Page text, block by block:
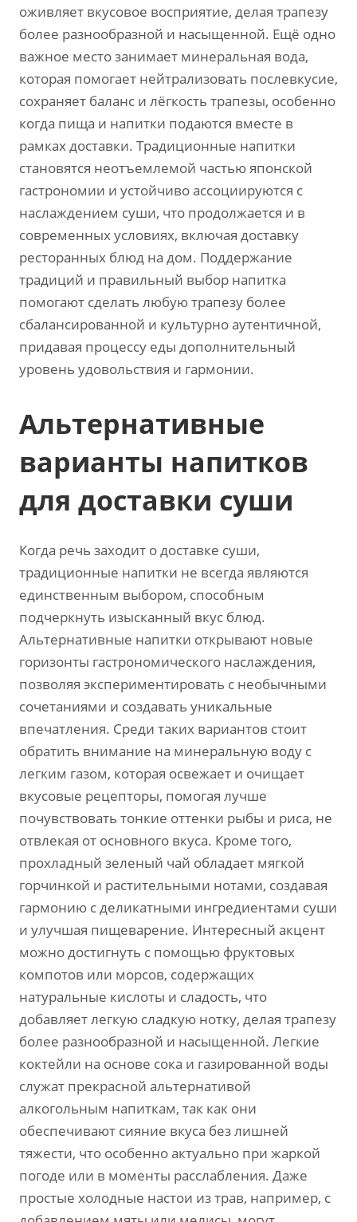
оживляет вкусовое восприятие, делая трапезу
более разнообразной и насыщенной. Ещё одно
важное место занимает минеральная вода,
которая помогает нейтрализовать послевкусие,
сохраняет баланс и лёгкость трапезы, особенно
когда пища и напитки подаются вместе в
рамках доставки. Традиционные напитки
становятся неотъемлемой частью японской
гастрономии и устойчиво ассоциируются с
наслаждением суши, что продолжается и в
современных условиях, включая доставку
ресторанных блюд на дом. Поддержание
традиций и правильный выбор напитка
помогают сделать любую трапезу более
сбалансированной и культурно аутентичной,
придавая процессу еды дополнительный
уровень удовольствия и гармонии.
Альтернативные
варианты напитков
для доставки суши
Когда речь заходит о доставке суши,
традиционные напитки не всегда являются
единственным выбором, способным
подчеркнуть изысканный вкус блюд.
Альтернативные напитки открывают новые
горизонты гастрономического наслаждения,
позволяя экспериментировать с необычными
сочетаниями и создавать уникальные
впечатления. Среди таких вариантов стоит
обратить внимание на минеральную воду с
легким газом, которая освежает и очищает
вкусовые рецепторы, помогая лучше
почувствовать тонкие оттенки рыбы и риса, не
отвлекая от основного вкуса. Кроме того,
прохладный зеленый чай обладает мягкой
горчинкой и растительными нотами, создавая
гармонию с деликатными ингредиентами суши
и улучшая пищеварение. Интересный акцент
можно достигнуть с помощью фруктовых
компотов или морсов, содержащих
натуральные кислоты и сладость, что
добавляет легкую сладкую нотку, делая трапезу
более разнообразной и насыщенной. Легкие
коктейли на основе сока и газированной воды
служат прекрасной альтернативой
алкогольным напиткам, так как они
обеспечивают сияние вкуса без лишней
тяжести, что особенно актуально при жаркой
погоде или в моменты расслабления. Даже
простые холодные настои из трав, например, с